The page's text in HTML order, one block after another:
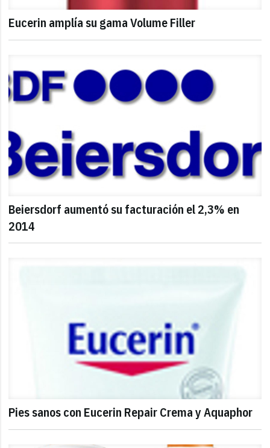
Eucerin amplía su gama Volume Filler
Beiersdorf aumentó su facturación el 2,3% en
2014
Pies sanos con Eucerin Repair Crema y Aquaphor